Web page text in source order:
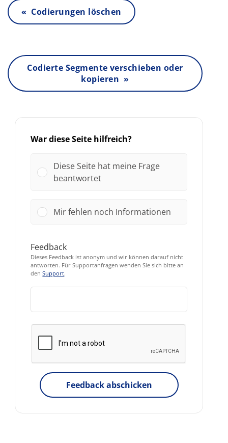
« Codierungen löschen
Codierte Segmente verschieben oder
kopieren »
War diese Seite hilfreich?
Diese Seite hat meine Frage
beantwortet
Mir fehlen noch Informationen
Feedback
Dieses Feedback ist anonym und wir können darauf nicht
antworten. Für Supportanfragen wenden Sie sich bitte an
denSupport.
Feedback abschicken